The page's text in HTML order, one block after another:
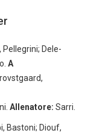
Pellegrini; Dele-
A
Allenatore: Sarri.
Bastoni; Diouf,